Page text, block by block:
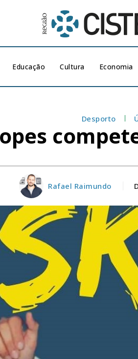
Educação Cultura Economia
Desporto
Rafael Raimundo